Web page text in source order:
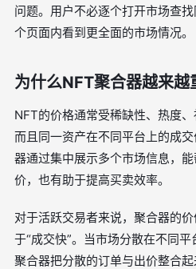
问题。用户不必逐个打开市场查
个页面内看到更全面的市场情况。
为什么NFT聚合器越来越
NFT的价格通常受稀缺性、热度、
而且同一资产在不同平台上的成
器通过集中展示多个市场信息，
价，也有助于提高买卖效率。
对于活跃交易者来说，聚合器的
于“成交快”。当市场分散在不同平
聚合器把分散的订单与出价整合起